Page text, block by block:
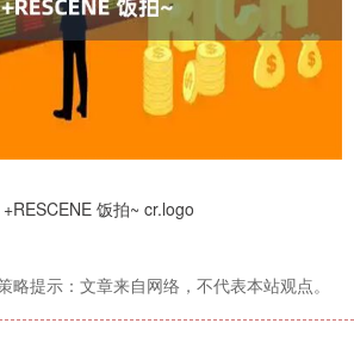
饭拍~ cr.logo
略提示：文章来自网络，不代表本站观点。